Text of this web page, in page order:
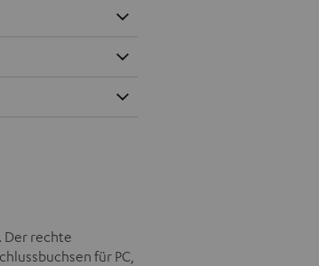
Der rechte
für PC,